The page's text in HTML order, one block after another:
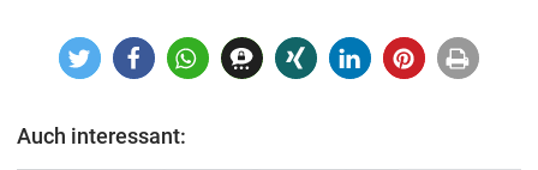
Auch interessant: